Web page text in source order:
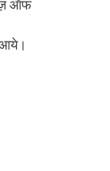
ऑफ
आये।